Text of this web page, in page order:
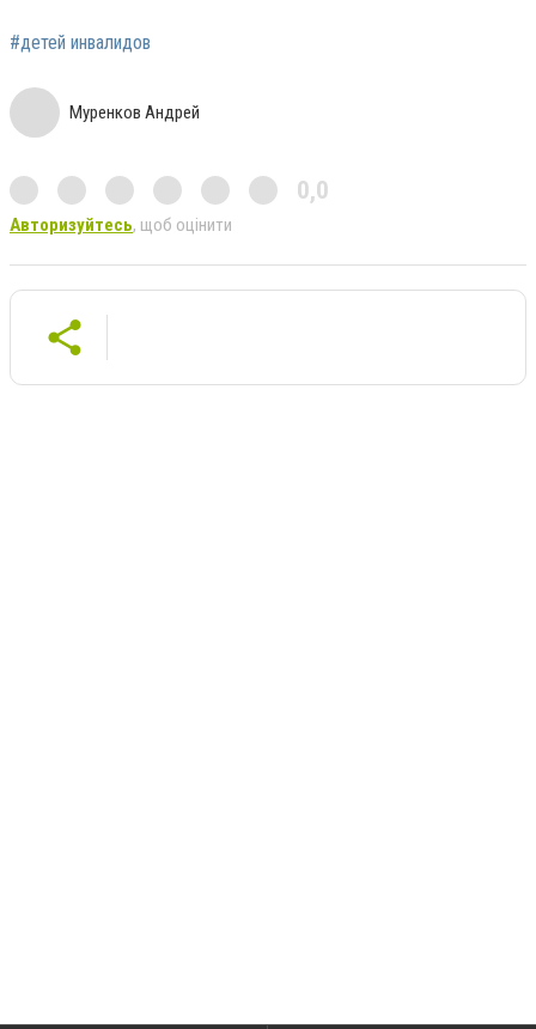
#детей инвалидов
Муренков Андрей
0,0
Авторизуйтесь, щоб оцінити